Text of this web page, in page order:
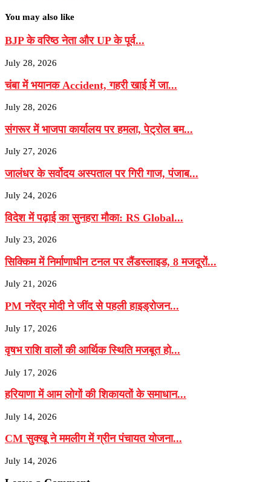
You may also like
BJP के वरिष्‍ठ नेता और UP के पूर्व...
July 28, 2026
चंबा में भयानक Accident, गहरी खाई में जा...
July 28, 2026
संगरूर में भाजपा कार्यालय पर हमला, पेट्रोल बम...
July 27, 2026
जालंधर के सर्वोदय अस्पताल पर गिरी गाज, पंजाब...
July 24, 2026
विदेश में पढ़ाई का सुनहरा मौका: RS Global...
July 23, 2026
सिक्किम में निर्माणाधीन टनल पर लैंडस्लाइड, 8 मजदूरों...
July 21, 2026
PM नरेंद्र मोदी ने जींद से पहली हाइड्रोजन...
July 17, 2026
वृषभ राशि वालों की आर्थिक स्थिति मजबूत हो...
July 17, 2026
हरियाणा में आम लोगों की शिकायतों के समाधान...
July 14, 2026
CM सुक्खू ने ममलीग में ग्रीन पंचायत योजना...
July 14, 2026